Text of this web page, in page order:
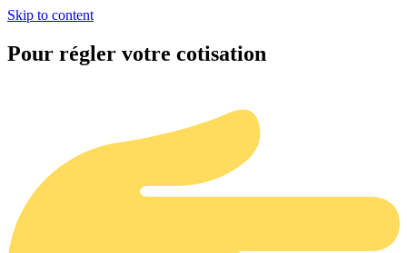
Skip to content
Pour régler votre cotisation